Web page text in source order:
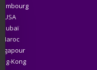
USA
Dubaï
Kong